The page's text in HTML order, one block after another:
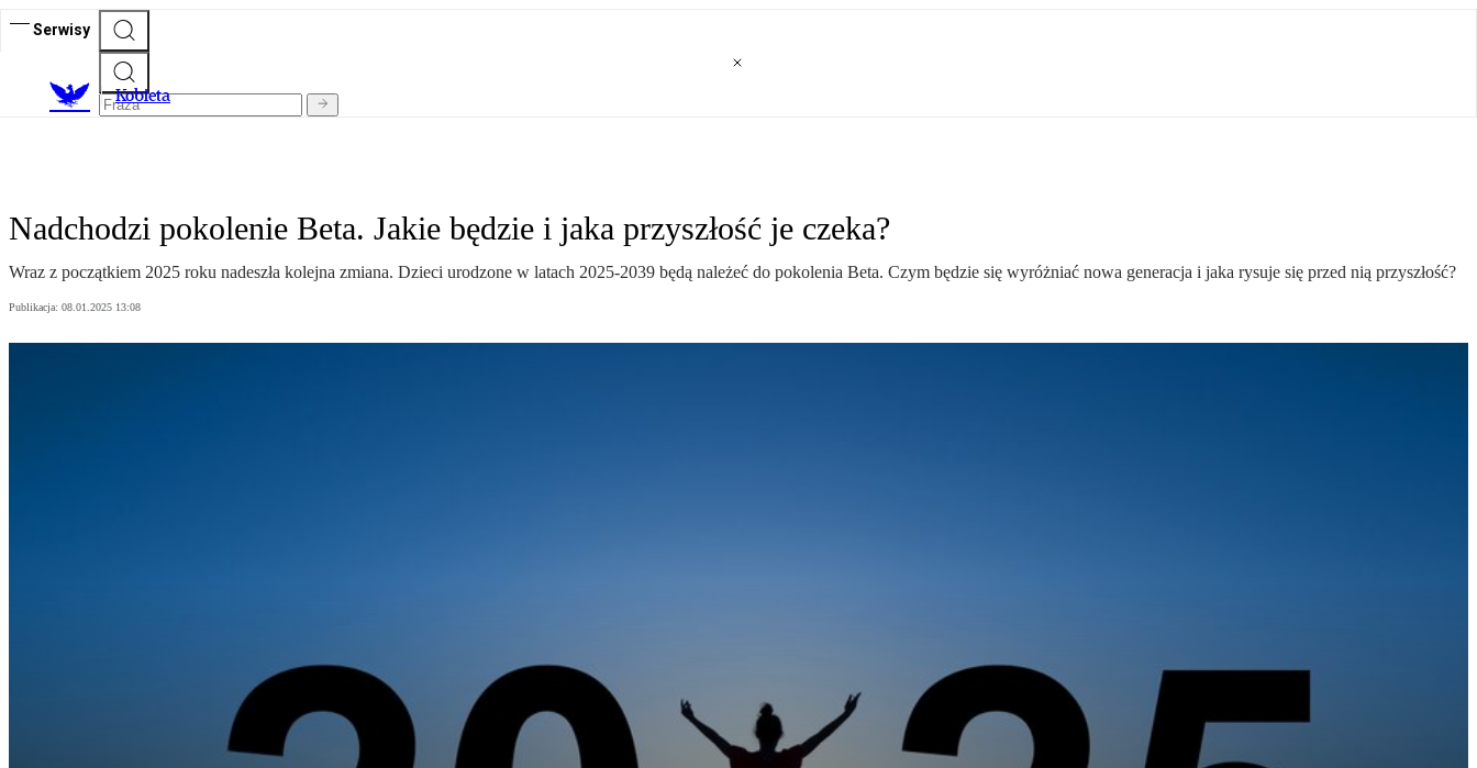
Serwisy
Kobieta
Nadchodzi pokolenie Beta. Jakie będzie i jaka przyszłość je czeka?
Wraz z początkiem 2025 roku nadeszła kolejna zmiana. Dzieci urodzone w latach 2025-2039 będą należeć do pokolenia Beta. Czym będzie się wyróżniać nowa generacja i jaka rysuje się przed nią przyszłość?
Publikacja: 08.01.2025 13:08